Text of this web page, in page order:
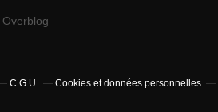
Overblog
C.G.U. Cookies et données personnelles